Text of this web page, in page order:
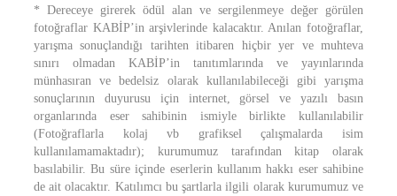
* Dereceye girerek ödül alan ve sergilenmeye değer görülen
fotoğraflar KABİP’in arşivlerinde kalacaktır. Anılan fotoğraflar,
yarışma sonuçlandığı tarihten itibaren hiçbir yer ve muhteva
sınırı olmadan KABİP’in tanıtımlarında ve yayınlarında
münhasıran ve bedelsiz olarak kullanılabileceği gibi yarışma
sonuçlarının duyurusu için internet, görsel ve yazılı basın
organlarında eser sahibinin ismiyle birlikte kullanılabilir
(Fotoğraflarla kolaj vb grafiksel çalışmalarda isim
kullanılamamaktadır); kurumumuz tarafından kitap olarak
basılabilir. Bu süre içinde eserlerin kullanım hakkı eser sahibine
de ait olacaktır. Katılımcı bu şartlarla ilgili olarak kurumumuz ve